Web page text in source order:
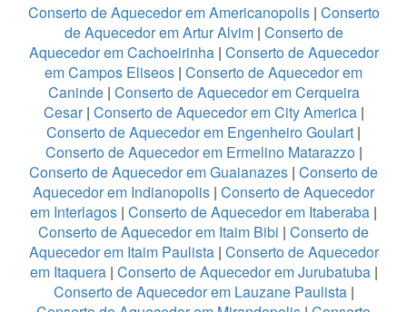
Conserto de Aquecedor em Americanopolis | Conserto
de Aquecedor em Artur Alvim | Conserto de
Aquecedor em Cachoeirinha| Conserto de Aquecedor
em Campos Eliseos | Conserto de Aquecedor em
Caninde| Conserto de Aquecedor em Cerqueira
Cesar| Conserto de Aquecedor em City America |
Conserto de Aquecedor em Engenheiro Goulart |
Conserto de Aquecedor em Ermelino Matarazzo |
Conserto de Aquecedor em Guaianazes | Conserto de
Aquecedor em Indianopolis | Conserto de Aquecedor
em Interlagos | Conserto de Aquecedor em Itaberaba |
Conserto de Aquecedor em Itaim Bibi | Conserto de
Aquecedor em Itaim Paulista | Conserto de Aquecedor
em Itaquera| Conserto de Aquecedor em Jurubatuba|
Conserto de Aquecedor em Lauzane Paulista |